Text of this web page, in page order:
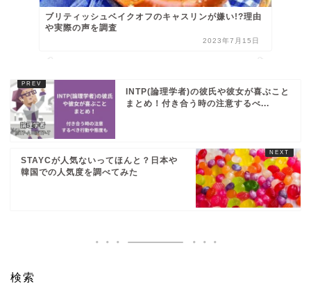
ブリティッシュベイクオフのキャスリンが嫌い!?理由
や実際の声を調査
2023年7月15日
INTP(論理学者)の彼氏や彼女が喜ぶこと
まとめ！付き合う時の注意するべ...
STAYCが人気ないってほんと？日本や
韓国での人気度を調べてみた
検索